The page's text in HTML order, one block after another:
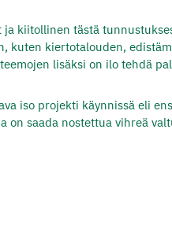
ja kiitollinen tästä
kuten kiertotalouden,
lisäksi on ilo tehdä
iso projekti käynnissä eli
on saada nostettua vihreä